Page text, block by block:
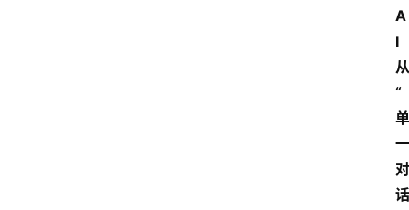
A
I
从
“
单
一
对
话